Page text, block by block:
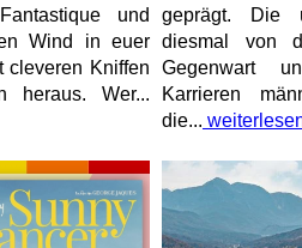
und
Wind in euer
cleveren Kniffen
heraus. Wer...
geprägt. Die
diesmal von
Gegenwart
Karrieren
die...